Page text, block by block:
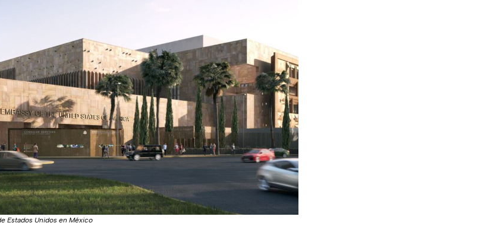
Estados Unidos en México